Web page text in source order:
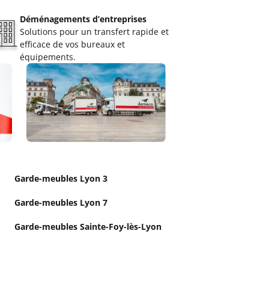
Déménagements d’entreprises
Solutions pour un transfert rapide et
efficace de vos bureaux et
équipements.
Garde-meubles Lyon 3
Garde-meubles Lyon 7
Garde-meubles Sainte-Foy-lès-Lyon